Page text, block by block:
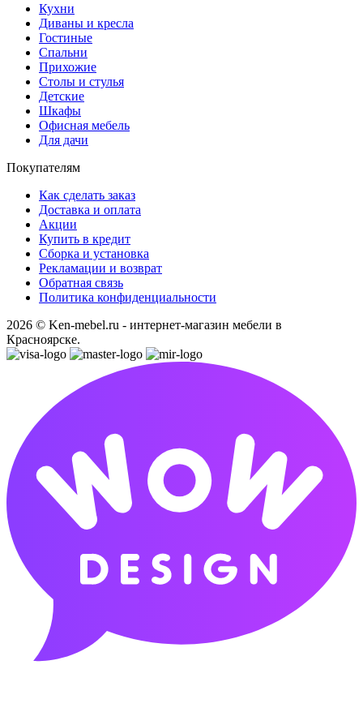
Кухни
Диваны и кресла
Гостиные
Спальни
Прихожие
Столы и стулья
Детские
Шкафы
Офисная мебель
Для дачи
Покупателям
Как сделать заказ
Доставка и оплата
Акции
Купить в кредит
Сборка и установка
Рекламации и возврат
Обратная связь
Политика конфиденциальности
2026 © Ken-mebel.ru - интернет-магазин мебели в
Красноярске.